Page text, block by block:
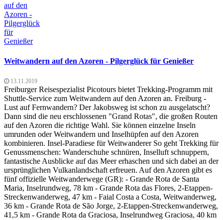
Weitwandern auf den Azoren - Pilgerglück für Genießer
13.11.2019
Freiburger Reisespezialist Picotours bietet Trekking-Programm mit
Shuttle-Service zum Weitwandern auf den Azoren an. Freiburg -
Lust auf Fernwandern? Der Jakobsweg ist schon zu ausgelatscht?
Dann sind die neu erschlossenen "Grand Rotas", die großen Routen
auf den Azoren die richtige Wahl. Sie können einzelne Inseln
umrunden oder Weitwandern und Inselhüpfen auf den Azoren
kombinieren. Insel-Paradiese für Weitwanderer So geht Trekking für
Genussmenschen: Wanderschuhe schnüren, Inselluft schnuppern,
fantastische Ausblicke auf das Meer erhaschen und sich dabei an der
ursprünglichen Vulkanlandschaft erfreuen. Auf den Azoren gibt es
fünf offizielle Weitwanderwege (GR): - Grande Rota de Santa
Maria, Inselrundweg, 78 km - Grande Rota das Flores, 2-Etappen-
Streckenwanderweg, 47 km - Faial Costa a Costa, Weitwanderweg,
36 km - Grande Rota de São Jorge, 2-Etappen-Streckenwanderweg,
41,5 km - Grande Rota da Graciosa, Inselrundweg Graciosa, 40 km